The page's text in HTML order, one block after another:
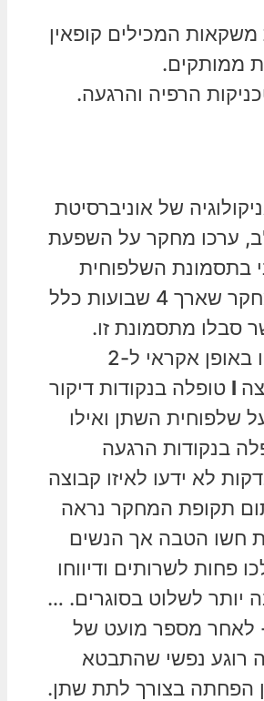
המכילים קופאין
ממותקים.
הרפיה והרגעה.
של אוניברסיטת
ערכו מחקר על השפעת
בתסמונת השלפוחית
הרגישה. המחקר שארך 4 שבועות כלל
סבלו מתסמונת זו.
הנשים חולקו באופן אקראי ל-2
טופלה בנקודות דיקור
שלפוחית השתן ואילו
בנקודות הרגעה
לא ידעו לאיזו קבוצה
תקופת המחקר נראה
חשו הטבה אך הנשים
פחות לשרותים ודיווחו
יותר לשלוט בסוגרים. …
לאחר מספר מועט של
רוגע נפשי שהתבטא
הפחתה בצורך לתת שתן.